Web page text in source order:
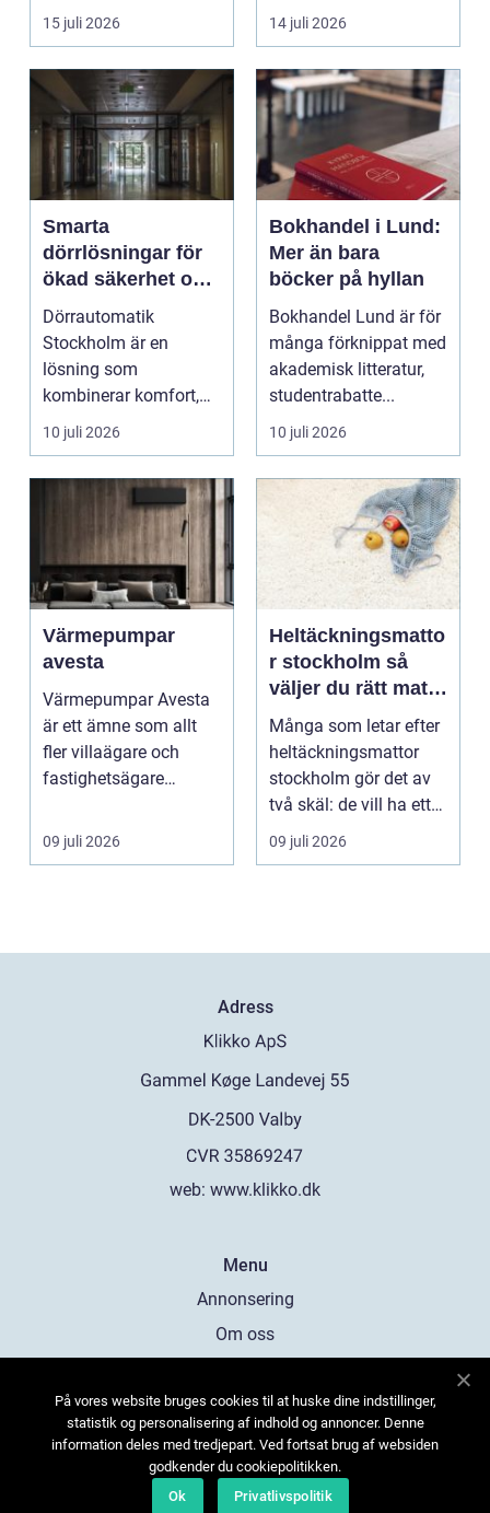
15 juli 2026
utförd gru...
14 juli 2026
Smarta
dörrlösningar för
ökad säkerhet och
komfort
Dörrautomatik
Stockholm är en
lösning som
kombinerar komfort,
säkerhet och tillg...
10 juli 2026
Bokhandel i Lund:
Mer än bara
böcker på hyllan
Bokhandel Lund är för
många förknippat med
akademisk litteratur,
studentrabatte...
10 juli 2026
Värmepumpar
avesta
Värmepumpar Avesta
är ett ämne som allt
fler villaägare och
fastighetsägare
...
09 juli 2026
Heltäckningsmatto
r stockholm så
väljer du rätt matta
för hem och
kontor
Många som letar efter
heltäckningsmattor
stockholm gör det av
två skäl: de vill ha ett
tystare och m...
09 juli 2026
Adress
web: www.klikko.dk
Menu
Annonsering
Om oss
Kontakta oss
Sitemap
På vores website bruges cookies til at huske dine indstillinger,
statistik og personalisering af indhold og annoncer. Denne
information deles med tredjepart. Ved fortsat brug af websiden
godkender du cookiepolitikken.
Ok
Privatlivspolitik